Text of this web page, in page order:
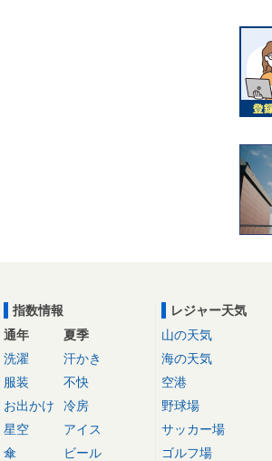
指数情報
通年
洗濯
服装
お出かけ
星空
傘
夏季
汗かき
不快
冷房
アイス
ビール
レジャー天気
山の天気
海の天気
空港
野球場
サッカー場
ゴルフ場